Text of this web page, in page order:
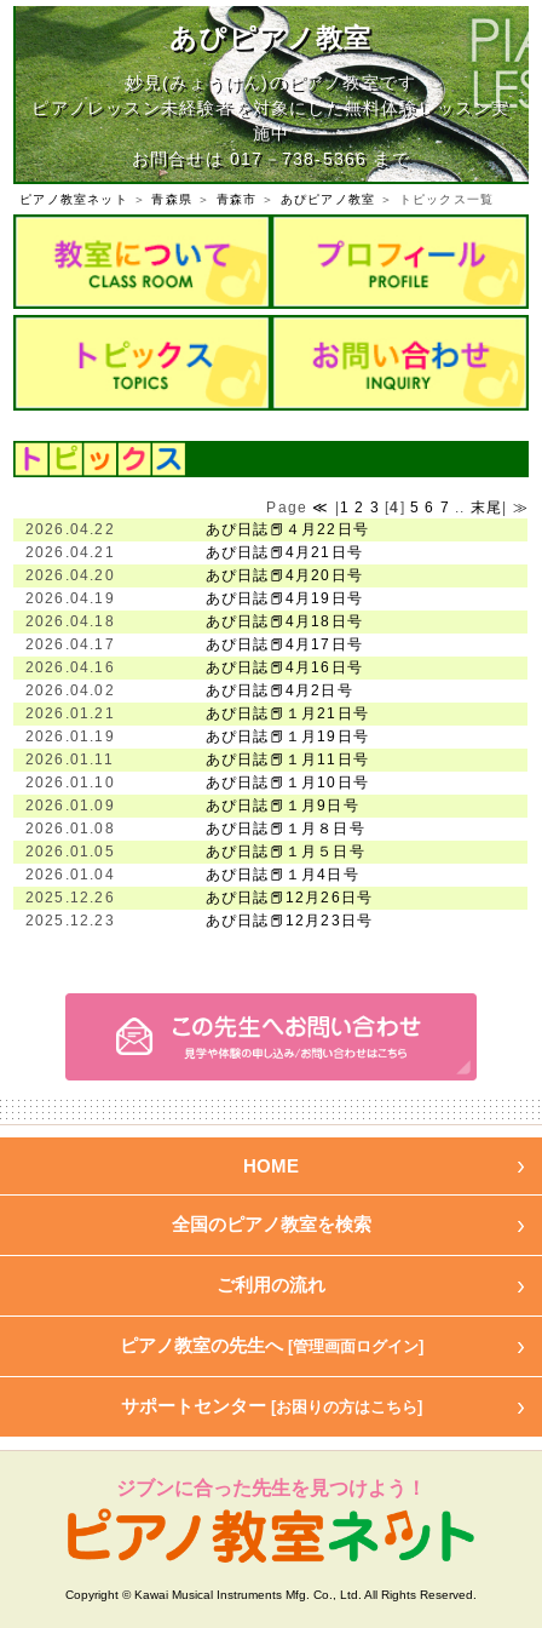
あぴピアノ教室
妙見(みょうけん)のピアノ教室です
ピアノレッスン未経験者を対象にした無料体験レッスン実
施中
お問合せは 017－738-5366 まで
ピアノ教室ネット ＞青森県 ＞ 青森市 ＞ あぴピアノ教室 ＞ トピックス一覧
Page ≪ | 1 2 3 [4] 5 6 7 末尾 | ≫
2026.04.22
あぴ日誌📕４月22日号
2026.04.21
あぴ日誌📕4月21日号
2026.04.20
あぴ日誌📕4月20日号
2026.04.19
あぴ日誌📕4月19日号
2026.04.18
あぴ日誌📕4月18日号
2026.04.17
あぴ日誌📕4月17日号
2026.04.16
あぴ日誌📕4月16日号
2026.04.02
あぴ日誌📕4月2日号
2026.01.21
あぴ日誌📕１月21日号
2026.01.19
あぴ日誌📕１月19日号
2026.01.11
あぴ日誌📕１月11日号
2026.01.10
あぴ日誌📕１月10日号
2026.01.09
あぴ日誌📕１月9日号
2026.01.08
あぴ日誌📕１月８日号
2026.01.05
あぴ日誌📕１月５日号
2026.01.04
あぴ日誌📕１月4日号
2025.12.26
あぴ日誌📕12月26日号
2025.12.23
あぴ日誌📕12月23日号
HOME
全国のピアノ教室を検索
ご利用の流れ
ピアノ教室の先生へ [管理画面ログイン]
サポートセンター [お困りの方はこちら]
ジブンに合った先生を見つけよう！
Copyright © Kawai Musical Instruments Mfg. Co., Ltd. All Rights Reserved.